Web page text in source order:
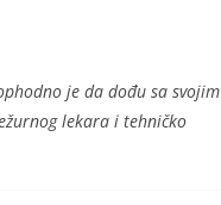
je da dođu sa svojim
lekara i tehničko